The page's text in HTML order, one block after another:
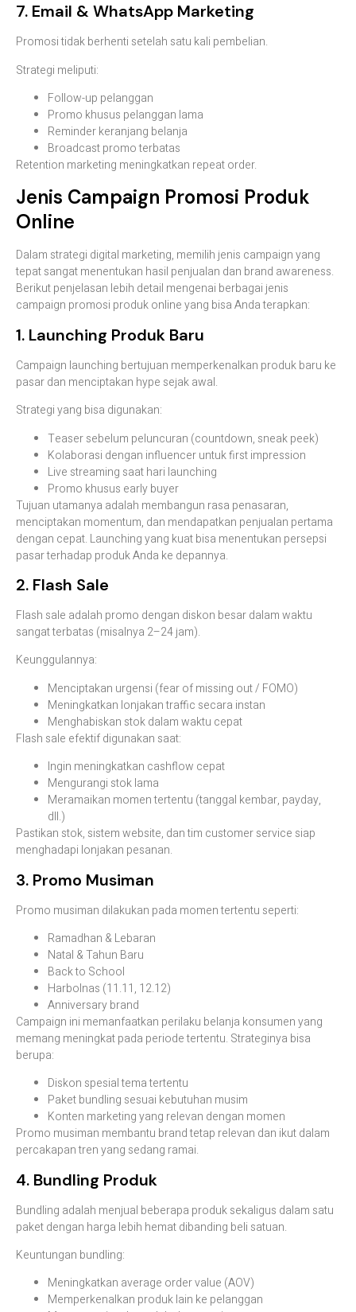
7. Email & WhatsApp Marketing
Promosi tidak berhenti setelah satu kali pembelian.
Strategi meliputi:
Follow-up pelanggan
Promo khusus pelanggan lama
Reminder keranjang belanja
Broadcast promo terbatas
Retention marketing meningkatkan repeat order.
Jenis Campaign Promosi Produk
Online
Dalam strategi digital marketing, memilih jenis campaign yang
tepat sangat menentukan hasil penjualan dan brand awareness.
Berikut penjelasan lebih detail mengenai berbagai jenis
campaign promosi produk online yang bisa Anda terapkan:
1. Launching Produk Baru
Campaign launching bertujuan memperkenalkan produk baru ke
pasar dan menciptakan hype sejak awal.
Strategi yang bisa digunakan:
Teaser sebelum peluncuran (countdown, sneak peek)
Kolaborasi dengan influencer untuk first impression
Live streaming saat hari launching
Promo khusus early buyer
Tujuan utamanya adalah membangun rasa penasaran,
menciptakan momentum, dan mendapatkan penjualan pertama
dengan cepat. Launching yang kuat bisa menentukan persepsi
pasar terhadap produk Anda ke depannya.
2. Flash Sale
Flash sale adalah promo dengan diskon besar dalam waktu
sangat terbatas (misalnya 2–24 jam).
Keunggulannya:
Menciptakan urgensi (fear of missing out / FOMO)
Meningkatkan lonjakan traffic secara instan
Menghabiskan stok dalam waktu cepat
Flash sale efektif digunakan saat:
Ingin meningkatkan cashflow cepat
Mengurangi stok lama
Meramaikan momen tertentu (tanggal kembar, payday,
dll.)
Pastikan stok, sistem website, dan tim customer service siap
menghadapi lonjakan pesanan.
3. Promo Musiman
Promo musiman dilakukan pada momen tertentu seperti:
Ramadhan & Lebaran
Natal & Tahun Baru
Back to School
Harbolnas (11.11, 12.12)
Anniversary brand
Campaign ini memanfaatkan perilaku belanja konsumen yang
memang meningkat pada periode tertentu. Strateginya bisa
berupa:
Diskon spesial tema tertentu
Paket bundling sesuai kebutuhan musim
Konten marketing yang relevan dengan momen
Promo musiman membantu brand tetap relevan dan ikut dalam
percakapan tren yang sedang ramai.
4. Bundling Produk
Bundling adalah menjual beberapa produk sekaligus dalam satu
paket dengan harga lebih hemat dibanding beli satuan.
Keuntungan bundling:
Meningkatkan average order value (AOV)
Memperkenalkan produk lain ke pelanggan